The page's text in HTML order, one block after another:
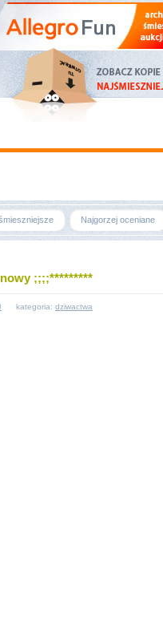
Najgorzej oceniane
;;;;*********
kategoria: dziwactwa